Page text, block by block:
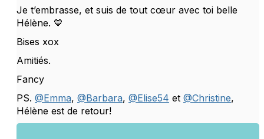
Je t’embrasse, et suis de tout cœur avec toi belle
Hélène. 💙
Bises xox
Amitiés.
Fancy
PS. @Emma, @Barbara, @Elise54 et @Christine,
Hélène est de retour!